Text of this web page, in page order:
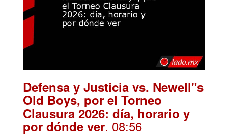
Defensa y Justicia vs. Newell"s
Old Boys, por el Torneo
Clausura 2026: día, horario y
por dónde ver. 08:56